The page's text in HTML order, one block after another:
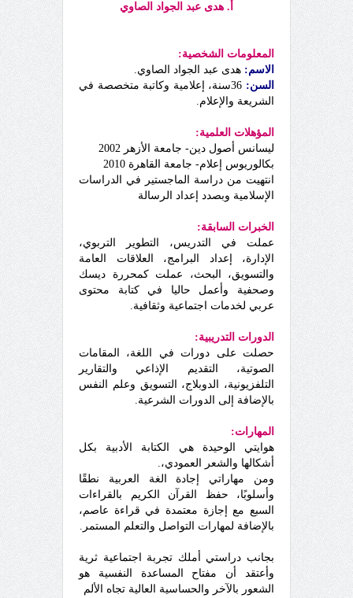
أ. هدى عبد الجواد الصاوي
المعلومات الشخصية:
الاسم: هدى عبد الجواد الصاوي.
السن:
36سنة، إعلامية وكاتبة متخصصة في
الشريعة والإعلام.
المؤهلات العلمية:
ليسانس أصول دين- جامعة الأزهر 2002
بكالوريوس إعلام- جامعة القاهرة 2010
انتهيت من دراسة الماجستير في الدراسات
الإسلامية وبصدد إعداد الرسالة
الخبرات السابقة:
عملت في التدريس، التطوير التربوي،
الإدارة، إعداد البرامج، العلاقات العامة
والتسويق، البحث، عملت كمحررة ديسك
وصحفية وأعمل حاليا في كتابة محتوى
عربي لخدمات اجتماعية وثقافية.
الدورات التدريبية:
حصلت على دورات في اللغة، المقامات
الصوتية، التقديم الإذاعي والتقارير
التلفزيونية، الدوبلاج، التسويق وعلم النفس
بالإضافة إلى الدورات الشرعية.
المهارات:
هوايتي الوحيدة هي الكتابة الأدبية بكل
أشكالها والشعر العمودي،.
ومن مهاراتي إجادة الغة العربية نطقًا
وأسلوبًا، حفظ القرآن الكريم بالقراءات
السبع مع إجازة معتمدة في قراءة عاصم،
بالإضافة لمهارات التواصل والتعلم المستمر.
بجانب دراستي أملك تجربة اجتماعية ثرية
وأعتقد أن مفتاح المساعدة النفسية هو
الشعور بالآخر والحساسية العالية تجاه الألم